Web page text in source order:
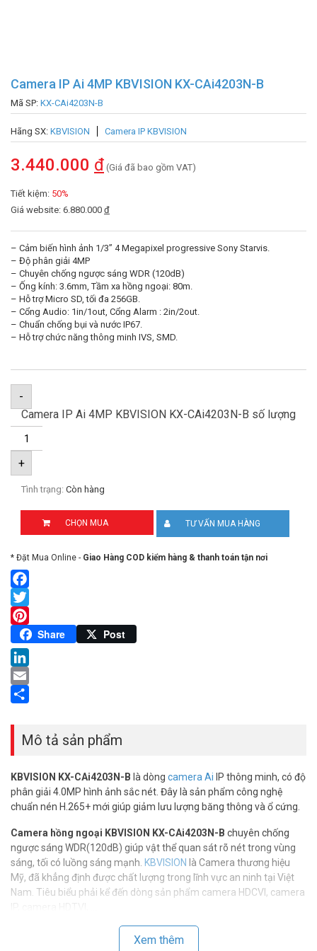
Camera IP Ai 4MP KBVISION KX-CAi4203N-B
Mã SP: KX-CAi4203N-B
Hãng SX: KBVISION Camera IP KBVISION
3.440.000 đ (Giá đã bao gồm VAT)
Tiết kiệm: 50%
Giá website: 6.880.000 đ
– Cảm biến hình ảnh 1/3” 4 Megapixel progressive Sony Starvis.
– Độ phân giải 4MP
– Chuyên chống ngược sáng WDR (120dB)
– Ống kính: 3.6mm, Tầm xa hồng ngoại: 80m.
– Hỗ trợ Micro SD, tối đa 256GB.
– Cổng Audio: 1in/1out, Cổng Alarm : 2in/2out.
– Chuẩn chống bụi và nước IP67.
– Hỗ trợ chức năng thông minh IVS, SMD.
-
Camera IP Ai 4MP KBVISION KX-CAi4203N-B số lượng
+
Tình trạng: Còn hàng
CHỌN MUA TƯ VẤN MUA HÀNG
* Đặt Mua Online - Giao Hàng COD kiểm hàng & thanh toán tận nơi
Facebook
Twitter
Pinterest
Share Post
LinkedIn
Email
Mô tả sản phẩm
KBVISION KX-CAi4203N-B là dòng camera Ai IP thông minh, có độ
phân giải 4.0MP hình ảnh sắc nét. Đây là sản phẩm công nghệ
chuẩn nén H.265+ mới giúp giảm lưu lượng băng thông và ổ cứng.
Camera hồng ngoại KBVISION KX-CAi4203N-B chuyên chống
ngược sáng WDR(120dB) giúp vật thể quan sát rõ nét trong vùng
sáng, tối có luồng sáng mạnh. KBVISION là Camera thương hiệu
Mỹ, đã khẳng định được chất lượng trong lĩnh vực an ninh tại Việt
Nam. Tiêu biểu phải kể đến dòng sản phẩm camera HDCVI, camera
Sản phẩm camera IP KX-CAi4203N-B hỗ trợ lọc báo động thông
minh có thể phân loại giữa người và phương tiện IVS. Tiêu chuẩn
Xem thêm